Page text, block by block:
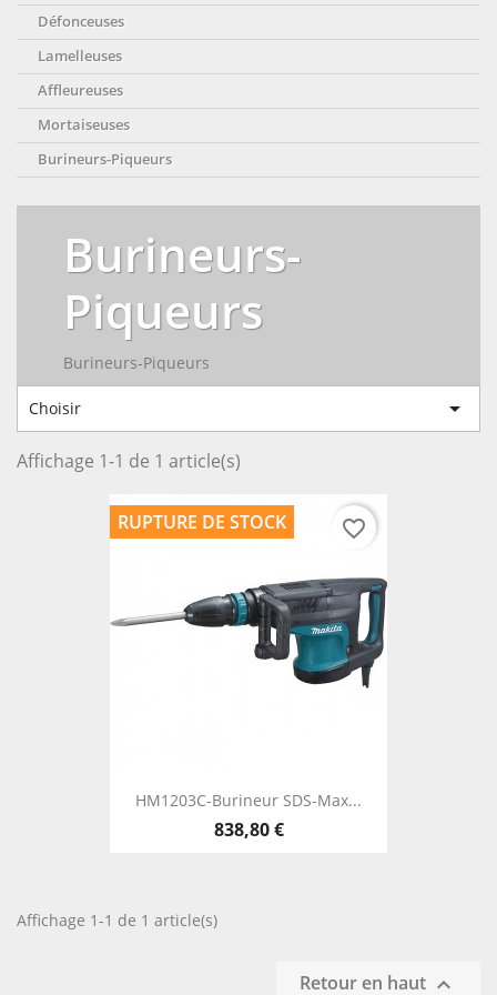
Défonceuses
Lamelleuses
Affleureuses
Mortaiseuses
Burineurs-Piqueurs
Burineurs-
Piqueurs
Burineurs-Piqueurs
Choisir 
Affichage 1-1 de 1 article(s)
HM1203C-Burineur SDS-Max...
838,80 €
RUPTURE DE STOCK favorite_border
Affichage 1-1 de 1 article(s)
Retour en haut 